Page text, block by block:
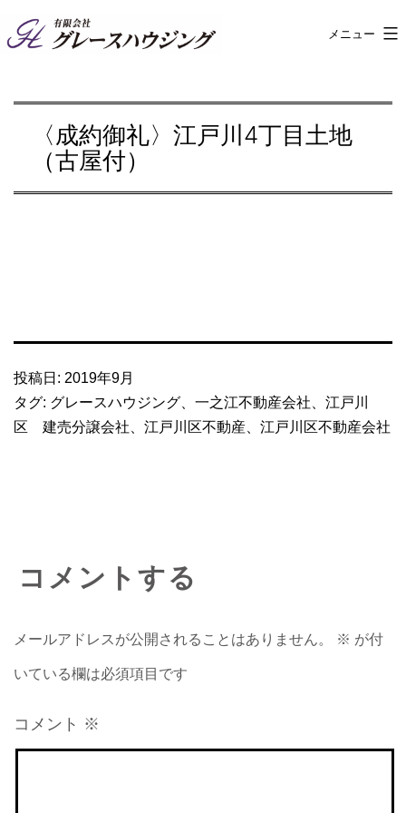
ン
ン
ス
有 メニュー
〈成約御礼〉江戸川4丁目土地
（古屋付）
投稿日: 2019年9月
タグ: グレースハウジング 一之江不動産会社
江戸川
区 建売分譲会社
江戸川区不動産 江戸川区不動産会社
コメントする
メールアドレスが公開されることはありません。 ※ が付
いている欄は必須項目です
コメント ※